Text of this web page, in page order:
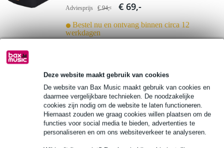
Deze website maakt gebruik van cookies
De website van Bax Music maakt gebruik van cookies en
daarmee vergelijkbare technieken. De noodzakelijke
cookies zijn nodig om de website te laten functioneren.
Hiernaast zouden we graag cookies willen plaatsen om de
functies voor social media te bieden, advertenties te
personaliseren en om ons websiteverkeer te analyseren.
Adviesprijs € 94,- € 69,-
Bestel nu en ontvang binnen circa 12
werkdagen
JBL PRX912-CVR-WX beschermhoes voor
PRX912
Adviesprijs € 135,- € 115,-